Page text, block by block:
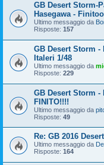
GB Desert Storm-
Hasegawa -
Ultimo messaggio da
Risposte: 157
GB Desert Storm
Italeri 1/48
Ultimo messaggio da
Risposte: 229
GB Desert Storm -
FINITO!!!!
Ultimo messaggio da
Risposte: 49
Re: GB 2016
Ultimo messaggio da
Risposte: 164